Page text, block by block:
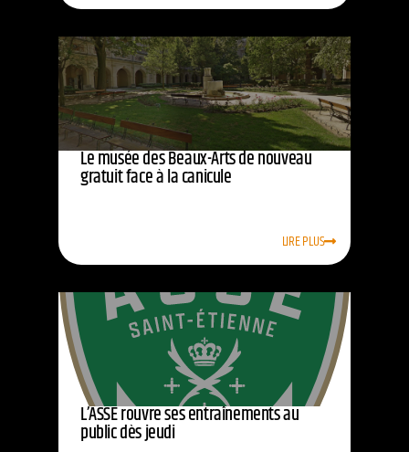
Le musée des Beaux-Arts de nouveau
gratuit face à la canicule
LIRE PLUS
L’ASSE rouvre ses entraînements au
public dès jeudi